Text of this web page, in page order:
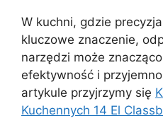
W kuchni, gdzie
kluczowe znaczenie,
narzędzi może
efektywność i
artykule przyjrzymy się
Kuchennych 14 El